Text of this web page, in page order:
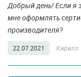
Добрый день! Если я
мне оформлять
производителя?
22.07.2021 Кирилл